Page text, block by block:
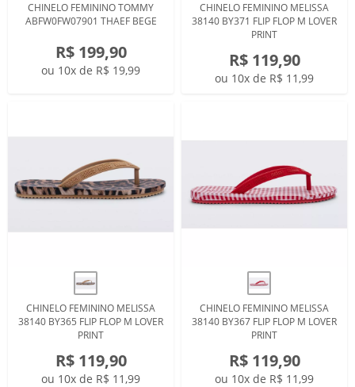
CHINELO FEMININO TOMMY
ABFW0FW07901 THAEF BEGE
R$ 199,90
ou 10x de R$ 19,99
CHINELO FEMININO MELISSA
38140 BY371 FLIP FLOP M LOVER
PRINT
R$ 119,90
ou 10x de R$ 11,99
CHINELO FEMININO MELISSA
38140 BY365 FLIP FLOP M LOVER
PRINT
R$ 119,90
ou 10x de R$ 11,99
CHINELO FEMININO MELISSA
38140 BY367 FLIP FLOP M LOVER
PRINT
R$ 119,90
ou 10x de R$ 11,99